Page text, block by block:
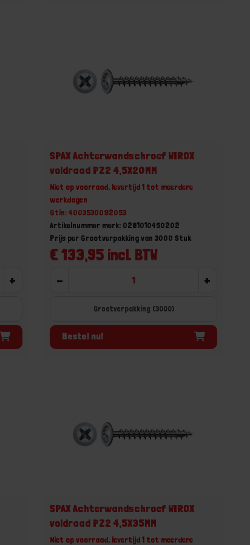
+
SPAX Achterwandschroef WIROX
voldraad PZ2 4,5X20MM
Niet op voorraad, levertijd 1 tot meerdere
werkdagen
Gtin: 4003530092053
Artikelnummer merk: 0281010450202
€ 133,95 incl. BTW
Prijs per Grootverpakking van 3000 Stuk
- +
Grootverpakking (3000)
Bestel nu!
SPAX Achterwandschroef WIROX
voldraad PZ2 4,5X35MM
Niet op voorraad, levertijd 1 tot meerdere